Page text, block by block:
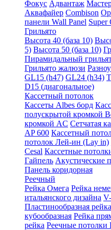
Фокус Адвантаж
Аквафайер Combison
панели Wall Panel Super
Грильято
Высота 40 (база 10)
5) Высота 50 (база 10)
Пирамидальный
Грильято жалюзи
GL15 (h47) GL24 (h34)
D15 (диагональное)
Кассетный потолок
Кассеты Albes борд
полускрытой кромкой
кромкой AC Сетчатая
AP 600 Кассетный
потолок Лей-ин (Lay in)
Cesal Кассетные
Гайпель Акустические
Панель коридорная
Реечный
Рейка Омега Рейка
итальянского дизайна
Пластинообразная рейка
кубообразная Рейка
рейка Реечные потолки